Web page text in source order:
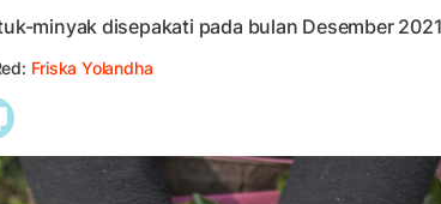
minyak disepakati pada bulan Desember
Friska Yolandha